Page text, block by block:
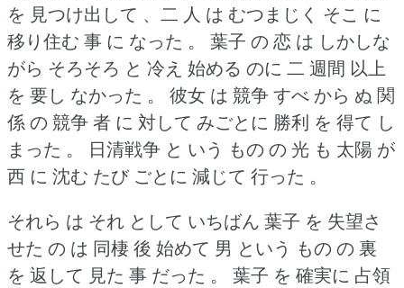
を 見つけ出して 、二 人 は むつまじく そこ に
移り住む 事 に なった 。
葉子 の 恋 は しかしな
がら そろそろ と 冷え 始める のに 二 週間 以上
を 要し なかった 。
彼女 は 競争 すべ から ぬ 関
係 の 競争 者 に 対して みごとに 勝利 を 得て し
まった 。
日清戦争 と いう もの の 光 も 太陽 が
西 に 沈む たび ごとに 減じて 行った 。
それら は それ として いちばん 葉子 を 失望さ
せた の は 同棲 後 始めて 男 という もの の 裏
を 返して 見た 事 だった 。
葉子 を 確実に 占領